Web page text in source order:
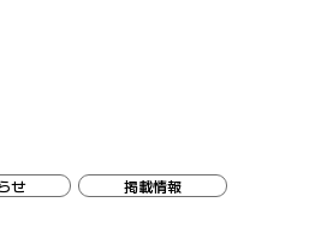
せ 掲載情報